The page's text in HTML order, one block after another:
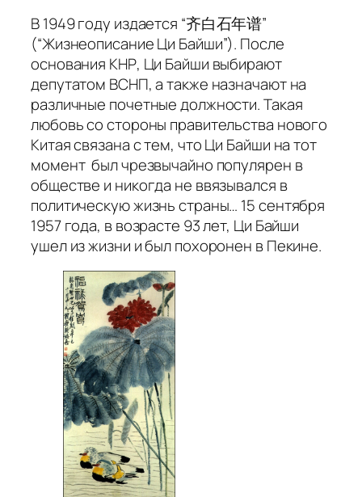
В 1949 году издается “齐白石年谱”
(“Жизнеописание Ци Байши”). После
основания КНР, Ци Байши выбирают
депутатом ВСНП, а также назначают на
различные почетные должности. Такая
любовь со стороны правительства нового
Китая связана с тем, что Ци Байши на тот
момент был чрезвычайно популярен в
обществе и никогда не ввязывался в
политическую жизнь страны… 15 сентября
1957 года, в возрасте 93 лет, Ци Байши
ушел из жизни и был похоронен в Пекине.